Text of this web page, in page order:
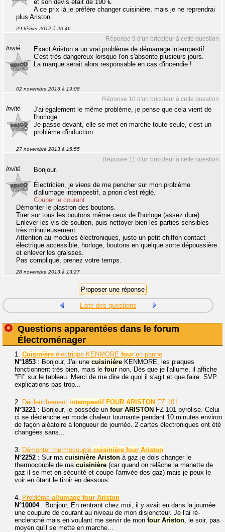
et son devis était de 190 €.
A ce prix là je préfère changer cuisinière, mais je ne reprendrai
plus Ariston.
29 février 2012 à 20:46
Réponse 9 d'un bricoleur à cette question
Invité
Exact Ariston a un vrai problème de démarrage intempestif.
C'est très dangereux lorsque l'on s'absente plusieurs jours.
La marque serait alors responsable en cas d'incendie !
02 novembre 2013 à 19:08
Réponse 10 d'un bricoleur à cette question
Invité
J'ai également le même problème, je pense que cela vient de
l'horloge.
Je passe devant, elle se met en marche toute seule, c'est un
problème d'induction.
27 novembre 2013 à 15:55
Réponse 11 d'un bricoleur à cette question
Invité
Bonjour.
Électricien, je viens de me pencher sur mon problème
d'allumage intempestif, a priori c'est réglé.
Couper le courant.
Démonter le plastron des boutons.
Tirer sur tous les boutons même ceux de l'horloge (assez dure).
Enlever les vis de soutien, puis nettoyer bien les parties sensibles
très minutieusement.
Attention au modules électroniques, juste un petit chiffon contact
électrique accessible, horloge, boutons en quelque sorte dépoussière
et enlever les graisses.
Pas compliqué, prenez votre temps.
28 novembre 2013 à 13:27
Liste des questions
Questions apparentées dans le forum
Électroménager
1. Cuisinière électrique KENMORE four en panne
N°1853 : Bonjour, J'ai une cuisinière KENMORE, les plaques
fonctionnent très bien, mais le four non. Dès que je l'allume, il affiche
"FI" sur le tableau. Merci de me dire de quoi il s'agit et que faire. SVP
explications pas trop...
2. Déclenchement intempestif FOUR ARISTON FZ 101
N°3221 : Bonjour, je possède un four ARISTON FZ 101 pyrolise. Celui-
ci se déclenche en mode chaleur tournante pendant 10 minutes environ
de façon aléatoire à longueur de journée. 2 cartes électroniques ont été
changées sans...
3. Démonter thermocouple cuisinière four Ariston
N°2252 : Sur ma cuisinière Ariston à gaz je dois changer le
thermocouple de ma cuisinière (car quand on relâche la manette de
gaz il se met en sécurité et coupe l'arrivée des gaz) mais je peux le
voir en ôtant le tiroir en dessous...
4. Problème allumage four Ariston
N°10004: Bonjour, En rentrant chez moi, il y avait eu dans la journée
une coupure de courant au niveau de mon disjoncteur. Je l'ai ré-
enclenché mais en voulant me servir de mon four Ariston, le soir, pas
moyen qu'il se mette en marche...